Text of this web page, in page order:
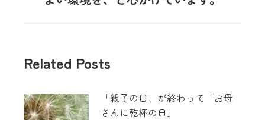
Related Posts
「親子の日」が終わって「お母
さんに乾杯の日」